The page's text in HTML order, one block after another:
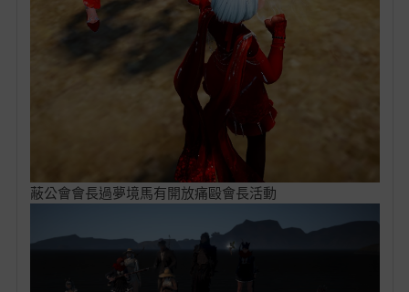
蔽公會會長過夢境馬有開放痛毆會長活動